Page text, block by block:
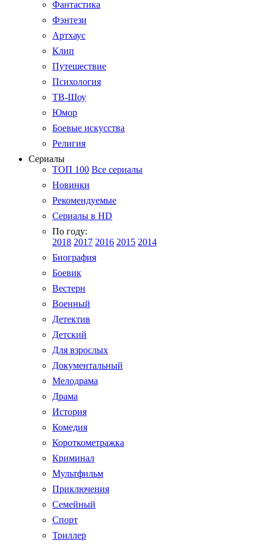
Фантастика
Фэнтези
Артхаус
Клип
Путешествие
Психология
ТВ-Шоу
Юмор
Боевые искусства
Религия
Сериалы
ТОП 100 Все сериалы
Новинки
Рекомендуемые
Сериалы в HD
По году:
2018 2017 2016 2015 2014
Биография
Боевик
Вестерн
Военный
Детектив
Детский
Для взрослых
Документальный
Мелодрама
Драма
История
Комедия
Короткометражка
Криминал
Мультфильм
Приключения
Семейный
Спорт
Триллер